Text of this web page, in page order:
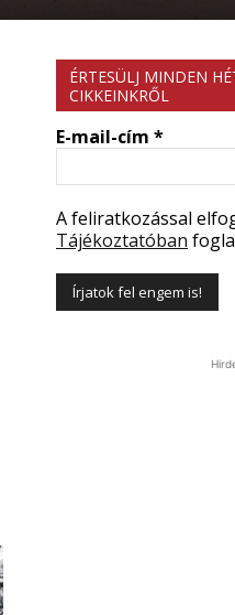
ÉRTESÜLJ MINDEN
CIKKEINKRŐL
E-mail-cím *
A feliratkozással
Tájékoztatóban